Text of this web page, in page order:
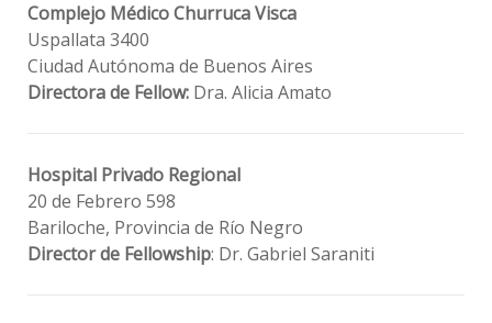
Complejo Médico Churruca Visca
Uspallata 3400
Ciudad Autónoma de Buenos Aires
Directora de Fellow: Dra. Alicia Amato
Hospital Privado Regional
20 de Febrero 598
Bariloche, Provincia de Río Negro
Director de Fellowship: Dr. Gabriel Saraniti